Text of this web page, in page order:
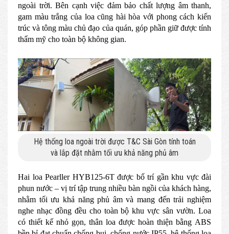
ngoài trời. Bên cạnh việc đảm bảo chất lượng âm thanh,
gam màu trắng của loa cũng hài hòa với phong cách kiến
trúc và tông màu chủ đạo của quán, góp phần giữ được tính
thẩm mỹ cho toàn bộ không gian.
Hệ thống loa ngoài trời được T&C Sài Gòn tính toán
và lắp đặt nhằm tối ưu khả năng phủ âm
Hai loa Pearller HYB125-6T được bố trí gần khu vực đài
phun nước – vị trí tập trung nhiều bàn ngồi của khách hàng,
nhằm tối ưu khả năng phủ âm và mang đến trải nghiệm
nghe nhạc đồng đều cho toàn bộ khu vực sân vườn. Loa
có thiết kế nhỏ gọn, thân loa được hoàn thiện bằng ABS